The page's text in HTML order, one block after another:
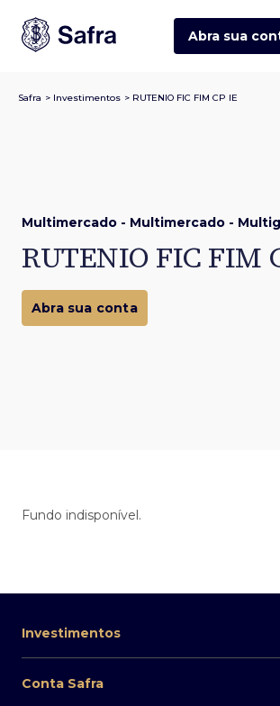
Abra sua
Safra > Investimentos > RUTENIO FIC FIM CP IE
Multimercado - Multimercado -
RUTENIO FIC FIM
Abra sua conta
Fundo indisponível.
Investimentos
Conta Safra